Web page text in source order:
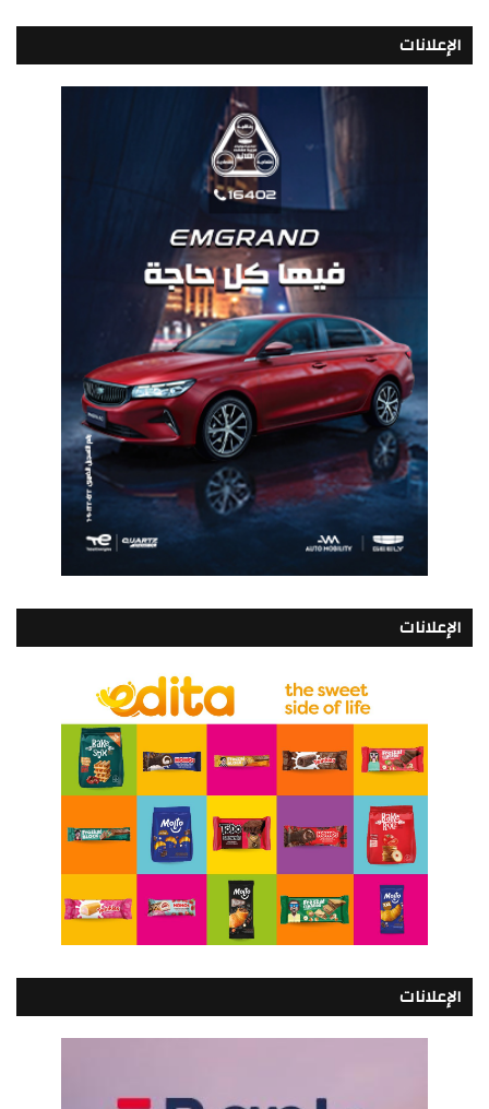
الإعلانات
الإعلانات
الإعلانات